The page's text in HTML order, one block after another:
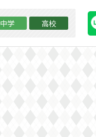
中学 高校